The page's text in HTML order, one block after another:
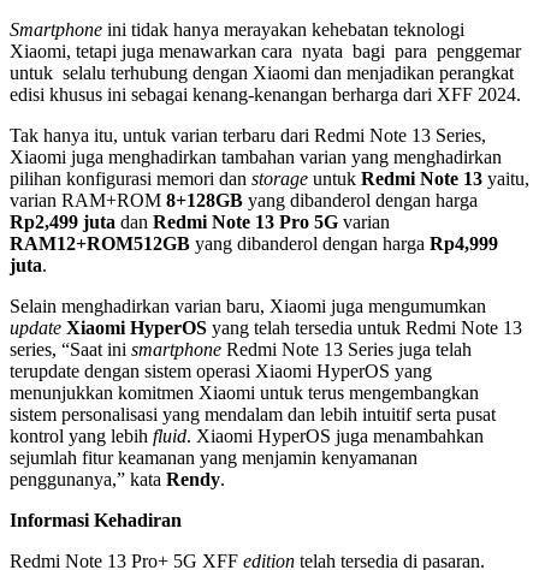
Smartphone ini tidak hanya merayakan kehebatan teknologi
Xiaomi, tetapi juga menawarkan cara nyata bagi para penggemar
untuk selalu terhubung dengan Xiaomi dan menjadikan perangkat
edisi khusus ini sebagai kenang-kenangan berharga dari XFF 2024.
Tak hanya itu, untuk varian terbaru dari Redmi Note 13 Series,
Xiaomi juga menghadirkan tambahan varian yang menghadirkan
pilihan konfigurasi memori dan storage untuk Redmi Note 13 yaitu,
varian RAM+ROM 8+128GB yang dibanderol dengan harga
Rp2,499 juta dan Redmi Note 13 Pro 5G varian
RAM12+ROM512GB yang dibanderol dengan harga Rp4,999
juta.
Selain menghadirkan varian baru, Xiaomi juga mengumumkan
update Xiaomi HyperOS yang telah tersedia untuk Redmi Note 13
series, “Saat ini smartphone Redmi Note 13 Series juga telah
terupdate dengan sistem operasi Xiaomi HyperOS yang
menunjukkan komitmen Xiaomi untuk terus mengembangkan
sistem personalisasi yang mendalam dan lebih intuitif serta pusat
kontrol yang lebih fluid. Xiaomi HyperOS juga menambahkan
sejumlah fitur keamanan yang menjamin kenyamanan
penggunanya,” kata Rendy.
Informasi Kehadiran
Redmi Note 13 Pro+ 5G XFF edition telah tersedia di pasaran.